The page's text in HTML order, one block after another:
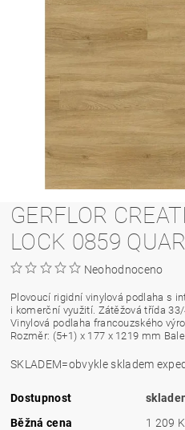
GERFLOR
LOCK 0859
Neohodnoceno
Plovoucí rigidní vinylová podlaha s
i komerční využití. Zátěžová třída
Vinylová podlaha francouzského
Rozměr: (5+1) x 177 x 1219 mm
SKLADEM=obvykle skladem
Dostupnost
Běžná cena
1 209